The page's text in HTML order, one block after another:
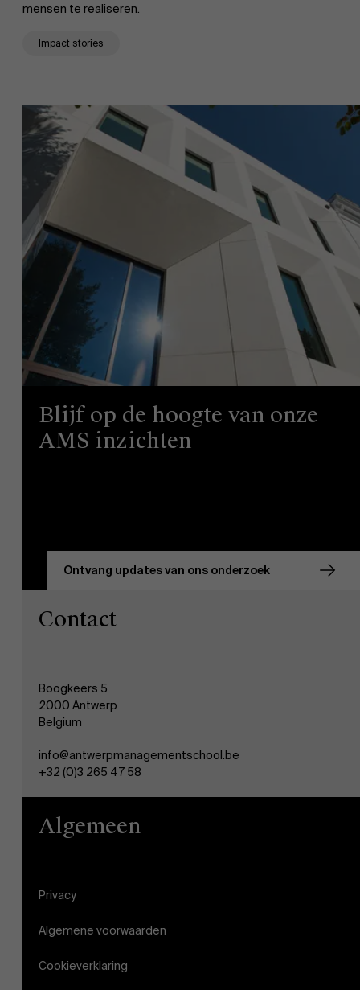
mensen te realiseren.
Impact stories
Blijf op de hoogte van onze
AMS inzichten
Ontvang updates van ons onderzoek
Contact
Boogkeers 5
2000 Antwerp
Belgium
info@antwerpmanagementschool.be
+32 (0)3 265 47 58
Algemeen
Privacy
Algemene voorwaarden
Cookieverklaring